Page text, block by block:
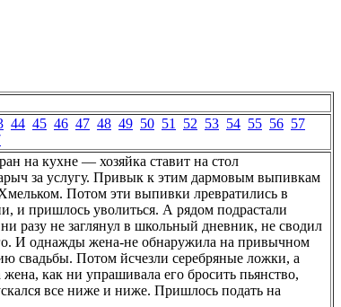
44 45 46 47 48 49 50 51 52 53 54 55 56 57
на кухне — хозяйка ставит на стол
за услугу. Привык к этим дармовым выпивкам
Потом эти выпивки лревратились в
и пришлось уволиться. А рядом подрастали
разу не заглянул в школьный дневник, не сводил
И однажды жена-не обнаружила на привычном
свадьбы. Потом йсчезли серебряные ложки, а
как ни упрашивала его бросить пьянство,
все ниже и ниже. Пришлось подать на